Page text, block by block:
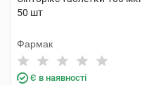
50 шт
Фармак
Є в наявності